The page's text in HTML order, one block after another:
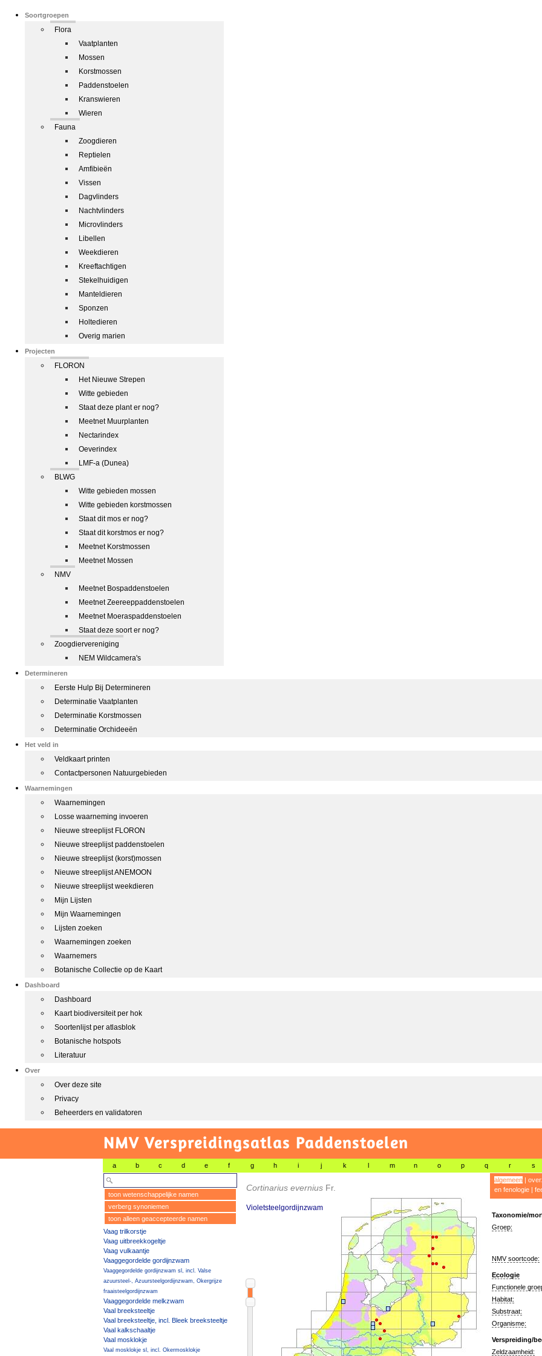
Soortgroepen
Flora
Vaatplanten
Mossen
Korstmossen
Paddenstoelen
Kranswieren
Wieren
Fauna
Zoogdieren
Reptielen
Amfibieën
Vissen
Dagvlinders
Nachtvlinders
Microvlinders
Libellen
Weekdieren
Kreeftachtigen
Stekelhuidigen
Manteldieren
Sponzen
Holtedieren
Overig marien
Projecten
FLORON
Het Nieuwe Strepen
Witte gebieden
Staat deze plant er nog?
Meetnet Muurplanten
Nectarindex
Oeverindex
LMF-a (Dunea)
BLWG
Witte gebieden mossen
Witte gebieden korstmossen
Staat dit mos er nog?
Staat dit korstmos er nog?
Meetnet Korstmossen
Meetnet Mossen
NMV
Meetnet Bospaddenstoelen
Meetnet Zeereeppaddenstoelen
Meetnet Moeraspaddenstoelen
Staat deze soort er nog?
Zoogdiervereniging
NEM Wildcamera's
Determineren
Eerste Hulp Bij Determineren
Determinatie Vaatplanten
Determinatie Korstmossen
Determinatie Orchideeën
Het veld in
Veldkaart printen
Contactpersonen Natuurgebieden
Waarnemingen
Waarnemingen
Losse waarneming invoeren
Nieuwe streeplijst FLORON
Nieuwe streeplijst paddenstoelen
Nieuwe streeplijst (korst)mossen
Nieuwe streeplijst ANEMOON
Nieuwe streeplijst weekdieren
Mijn Lijsten
Mijn Waarnemingen
Lijsten zoeken
Waarnemingen zoeken
Waarnemers
Botanische Collectie op de Kaart
Dashboard
Dashboard
Kaart biodiversiteit per hok
Soortenlijst per atlasblok
Botanische hotspots
Literatuur
Over
Over deze site
Privacy
Beheerders en validatoren
NMV Verspreidingsatlas Paddenstoelen
a b c d e f g h i j k l m n o p q r s
toon wetenschappelijke namen
verberg synoniemen
toon alleen geaccepteerde namen
Vaag trilkorstje
Vaag uitbreekkogeltje
Vaag vulkaantje
Vaaggegordelde gordijnzwam
Vaaggegordelde gordijnzwam sl, incl. Valse
azuursteel-, Azuursteelgordijnzwam, Okergrijze
fraaisteelgordijnzwam
Vaaggegordelde melkzwam
Vaal breeksteeltje
Vaal breeksteeltje, incl. Bleek breeksteeltje
Vaal kalkschaaltje
Vaal mosklokje
Vaal mosklokje sl, incl. Okermosklokje
Cortinarius evernius Fr.
Violetsteelgordijnzwam
algemeen|
en fenologie|
Taxonomie/
Groep:
NMV soortcode:
Ecologie
Functionele
Habitat:
Substraat:
Organisme:
Verspreiding/
Zeldzaamheid: